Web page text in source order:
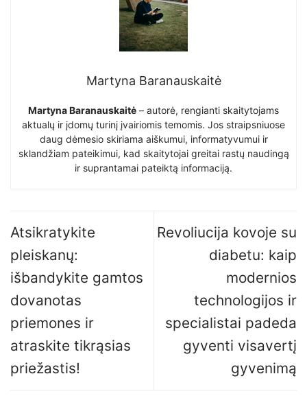
Martyna Baranauskaitė
Martyna Baranauskaitė – autorė, rengianti skaitytojams
aktualų ir įdomų turinį įvairiomis temomis. Jos straipsniuose
daug dėmesio skiriama aiškumui, informatyvumui ir
sklandžiam pateikimui, kad skaitytojai greitai rastų naudingą
ir suprantamai pateiktą informaciją.
Atsikratykite
pleiskanų:
išbandykite gamtos
dovanotas
priemones ir
atraskite tikrąsias
priežastis!
Revoliucija kovoje su
diabetu: kaip
modernios
technologijos ir
specialistai padeda
gyventi visavertį
gyvenimą